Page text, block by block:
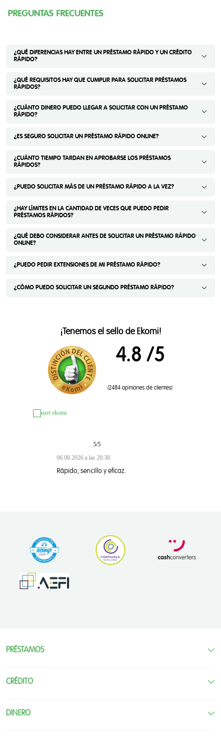
PREGUNTAS FRECUENTES
¿QUÉ DIFERENCIAS HAY ENTRE UN PRÉSTAMO RÁPIDO Y UN CRÉDITO
RÁPIDO?
¿QUÉ REQUISITOS HAY QUE CUMPLIR PARA SOLICITAR PRÉSTAMOS
RÁPIDOS?
¿CUÁNTO DINERO PUEDO LLEGAR A SOLICITAR CON UN PRÉSTAMO
RÁPIDO?
¿ES SEGURO SOLICITAR UN PRÉSTAMO RÁPIDO ONLINE?
¿CUÁNTO TIEMPO TARDAN EN APROBARSE LOS PRÉSTAMOS
RÁPIDOS?
¿PUEDO SOLICITAR MÁS DE UN PRÉSTAMO RÁPIDO A LA VEZ?
¿HAY LÍMITES EN LA CANTIDAD DE VECES QUE PUEDO PEDIR
PRÉSTAMOS RÁPIDOS?
¿QUÉ DEBO CONSIDERAR ANTES DE SOLICITAR UN PRÉSTAMO RÁPIDO
ONLINE?
¿PUEDO PEDIR EXTENSIONES DE MI PRÉSTAMO RÁPIDO?
¿CÓMO PUEDO SOLICITAR UN SEGUNDO PRÉSTAMO RÁPIDO?
¡Tenemos el sello de Ekomi!
4.8 /5
(2484 opiniones de clientes)
06.08.2026 a las 20:38
Rápido, sencillo y eficaz.
PRÉSTAMOS
CRÉDITO
DINERO